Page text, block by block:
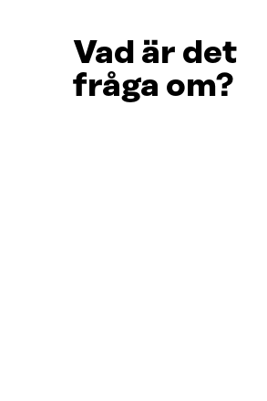
Vad är det
fråga om?